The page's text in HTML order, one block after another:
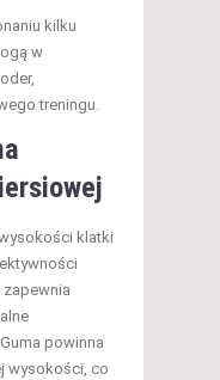
kilku
w
treningu.
klatki
powinna
wysokości, co